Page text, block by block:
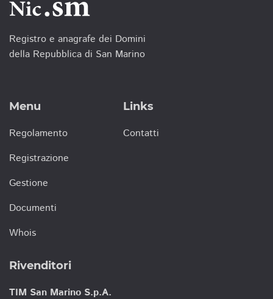
Registro e anagrafe dei Domini
della Repubblica di San Marino
Menu
Regolamento
Registrazione
Gestione
Documenti
Whois
Links
Contatti
Rivenditori
TIM San Marino S.p.A.